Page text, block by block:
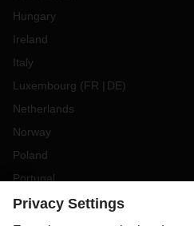
Hungary
Ireland
Italy
Luxembourg (FR DE)
Netherlands
Norway
Poland
Portugal
Romania